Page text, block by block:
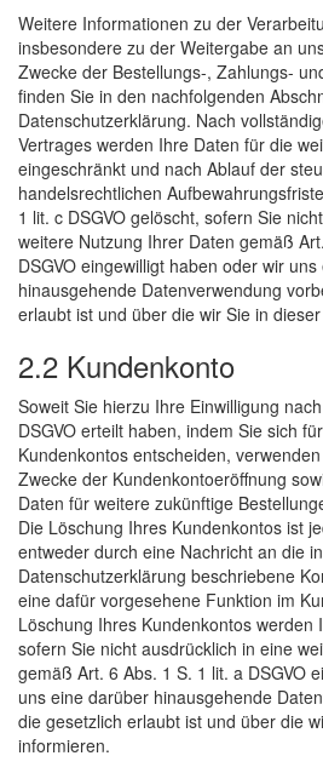
Weitere Informationen zu der
insbesondere zu der Weitergabe an
Zwecke der Bestellungs-, Zahlungs-
finden Sie in den nachfolgenden
Datenschutzerklärung. Nach
Vertrages werden Ihre Daten für die
eingeschränkt und nach Ablauf der
handelsrechtlichen
1 lit. c DSGVO gelöscht, sofern Sie
weitere Nutzung Ihrer Daten gemäß
DSGVO eingewilligt haben oder wir
hinausgehende Datenverwendung
erlaubt ist und über die wir Sie in
2.2 Kundenkonto
Soweit Sie hierzu Ihre Einwilligung
DSGVO erteilt haben, indem Sie sich
Kundenkontos entscheiden,
Zwecke der Kundenkontoeröffnung
Daten für weitere zukünftige
Die Löschung Ihres Kundenkontos ist
entweder durch eine Nachricht an die
Datenschutzerklärung beschriebene
eine dafür vorgesehene Funktion im
Löschung Ihres Kundenkontos werden
sofern Sie nicht ausdrücklich in eine
gemäß Art. 6 Abs. 1 S. 1 lit. a DSGVO
uns eine darüber hinausgehende
die gesetzlich erlaubt ist und über die
informieren.